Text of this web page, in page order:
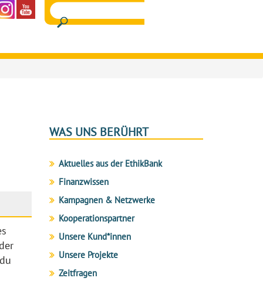
WAS UNS BERÜHRT
Aktuelles aus der EthikBank
Finanzwissen
Kampagnen & Netzwerke
Kooperationspartner
Unsere Kund*innen
Unsere Projekte
Zeitfragen